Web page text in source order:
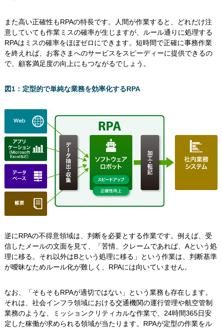
また高い正確性もRPAの特長です。人間が作業すると、どれだけ注
意していても作業ミスの確率が生じますが、ルール通りに処理する
RPAはミスの確率をほぼゼロにできます。短時間で正確に事務作業
を終えれば、お客さまへのサービスをスピーディーに提供できるの
で、顧客満足度の向上にもつながるでしょう。
図1：定型的で単純な業務を効率化するRPA
逆にRPAの不得意領域は、判断を必要とする作業です。例えば、受
信したメールの文面を見て、「苦情、クレームであれば、Aという処
理に移る。それ以外はBという処理に移る」という作業は、判断基準
が曖昧なためルール化が難しく、RPAには向いていません。
なお、「そもそもRPAが適切ではない」という業務も存在します。
それは、社会インフラ領域における交通機関の運行管理や航空管制
業務のような、ミッションクリティカルな作業で、24時間365日安
定した稼働が求められる領域が当たります。RPAが定型の作業をル